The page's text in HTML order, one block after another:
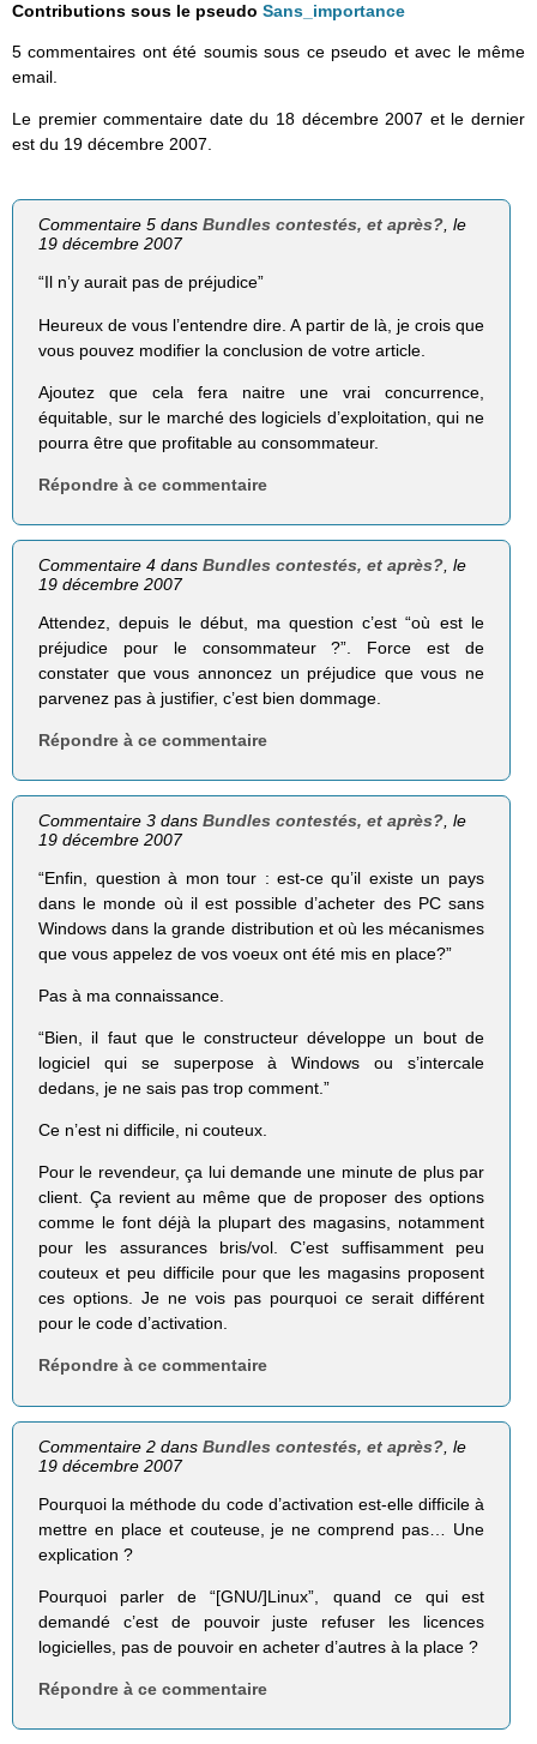
Contributions sous le pseudo Sans_importance
5 commentaires ont été soumis sous ce pseudo et avec le même
email.
Le premier commentaire date du 18 décembre 2007 et le dernier
est du 19 décembre 2007.
Commentaire 5 dansBundles contestés, et après?, le
19 décembre 2007
“Il n’y aurait pas de préjudice”
Heureux de vous l’entendre dire. A partir de là, je crois que
vous pouvez modifier la conclusion de votre article.
Ajoutez que cela fera naitre une vrai concurrence,
équitable, sur le marché des logiciels d’exploitation, qui ne
pourra être que profitable au consommateur.
Répondre à ce commentaire
Commentaire 4 dansBundles contestés, et après? , le
19 décembre 2007
Attendez, depuis le début, ma question c’est “où est le
préjudice pour le consommateur ?”. Force est de
constater que vous annoncez un préjudice que vous ne
parvenez pas à justifier, c’est bien dommage.
Répondre à ce commentaire
Commentaire 3 dansBundles contestés, et après? , le
19 décembre 2007
“Enfin, question à mon tour : est-ce qu’il existe un pays
dans le monde où il est possible d’acheter des PC sans
Windows dans la grande distribution et où les mécanismes
que vous appelez de vos voeux ont été mis en place?”
Pas à ma connaissance.
“Bien, il faut que le constructeur développe un bout de
logiciel qui se superpose à Windows ou s’intercale
dedans, je ne sais pas trop comment.”
Ce n’est ni difficile, ni couteux.
Pour le revendeur, ça lui demande une minute de plus par
client. Ça revient au même que de proposer des options
comme le font déjà la plupart des magasins, notamment
pour les assurances bris/vol. C’est suffisamment peu
couteux et peu difficile pour que les magasins proposent
ces options. Je ne vois pas pourquoi ce serait différent
pour le code d’activation.
Répondre à ce commentaire
Commentaire 2 dansBundles contestés, et après? , le
19 décembre 2007
Pourquoi la méthode du code d’activation est-elle difficile à
mettre en place et couteuse, je ne comprend pas… Une
explication ?
Pourquoi parler de “[GNU/]Linux”, quand ce qui est
demandé c’est de pouvoir juste refuser les licences
logicielles, pas de pouvoir en acheter d’autres à la place ?
Répondre à ce commentaire